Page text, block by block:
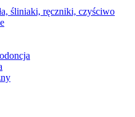
śliniaki, ręczniki, czyściwo